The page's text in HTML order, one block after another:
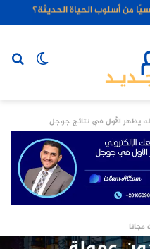
من أسلوب الحياة الحديثة؟
الوضع
يظهر الأول في نتائج جوجل
مجانا